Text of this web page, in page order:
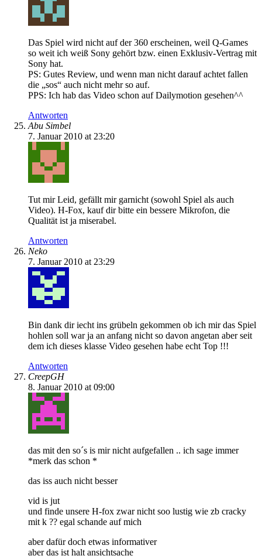
Das Spiel wird nicht auf der 360 erscheinen, weil Q-Games
so weit ich weiß Sony gehört bzw. einen Exklusiv-Vertrag mit
Sony hat.
PS: Gutes Review, und wenn man nicht darauf achtet fallen
die „sos“ auch nicht mehr so auf.
PPS: Ich hab das Video schon auf Dailymotion gesehen^^
Antworten
Abu Simbel
7. Januar 2010 at 23:20
Tut mir Leid, gefällt mir garnicht (sowohl Spiel als auch
Video). H-Fox, kauf dir bitte ein bessere Mikrofon, die
Qualität ist ja miserabel.
Antworten
Neko
7. Januar 2010 at 23:29
Bin dank dir iecht ins grübeln gekommen ob ich mir das Spiel
hohlen soll war ja an anfang nicht so davon angetan aber seit
dem ich dieses klasse Video gesehen habe echt Top !!!
Antworten
CreepGH
8. Januar 2010 at 09:00
das mit den so´s is mir nicht aufgefallen .. ich sage immer
*merk das schon *
das iss auch nicht besser
vid is jut
und finde unsere H-fox zwar nicht soo lustig wie zb cracky
mit k ?? egal schande auf mich
aber dafür doch etwas informativer
aber das ist halt ansichtsache